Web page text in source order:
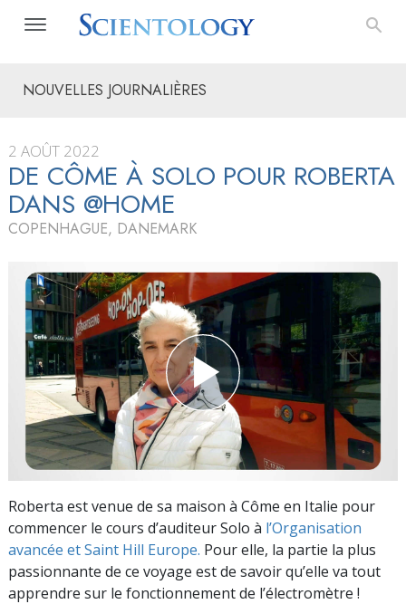
NOUVELLES JOURNALIÈRES
2 AOÛT 2022
DE CÔME À SOLO POUR ROBERTA
DANS @HOME
COPENHAGUE, DANEMARK
Roberta est venue de sa maison à Côme en Italie pour
commencer le cours d’auditeur Solo à l’Organisation
avancée et Saint Hill Europe. Pour elle, la partie la plus
passionnante de ce voyage est de savoir qu’elle va tout
apprendre sur le fonctionnement de l’électromètre !